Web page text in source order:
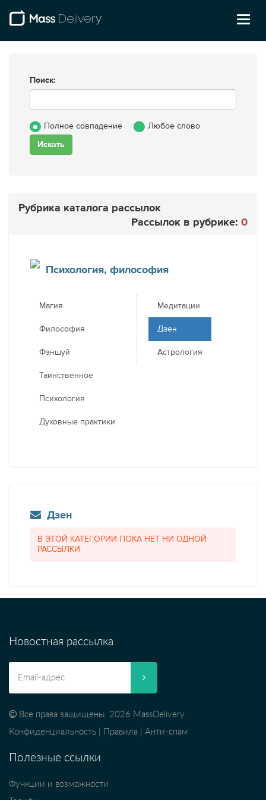
Поиск:
Полное совпадение Любое слово
Рубрика каталога рассылок
Рассылок в рубрике: 0
Психология, философия
Магия
Философия
Фэншуй
Таинственное
Психология
Духовные практики
Медитации
Дзен
Астрология
Дзен
В ЭТОЙ КАТЕГОРИИ ПОКА НЕТ НИ ОДНОЙ
РАССЫЛКИ
Новостная рассылка
Все права защищены. 2026 MassDelivery
Конфиденциальность
Правила Анти-спам
Полезные ссылки
Функции и возможности